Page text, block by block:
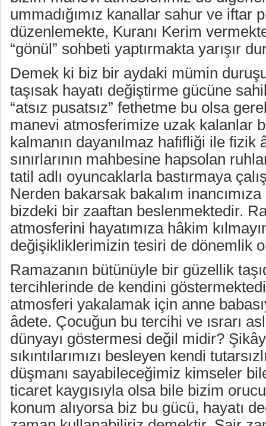
ummadığımız kanallar sahur ve iftar
düzenlemekte, Kuranı Kerim
“gönül” sohbeti yaptırmakta yarışır
Demek ki biz bir aydaki mümin
taşısak hayatı değiştirme gücüne
“atsız pusatsız” fethetme bu olsa
manevi atmosferimize uzak kalanlar
kalmanın dayanılmaz hafifliği ile fizik
sınırlarının mahbesine hapsolan
tatil adlı oyuncaklarla bastırmaya
Nerden bakarsak bakalım inancımıza
bizdeki bir zaaftan beslenmektedir.
atmosferini hayatımıza hâkim
değişikliklerimizin tesiri de dönemlik
Ramazanın bütünüyle bir güzellik
tercihlerinde de kendini
atmosferi yakalamak için anne
âdete. Çocuğun bu tercihi ve ısrarı
dünyayı göstermesi değil midir?
sıkıntılarımızı besleyen kendi
düşmanı sayabileceğimiz kimseler
ticaret kaygısıyla olsa bile bizim
konum alıyorsa biz bu gücü, hayatı